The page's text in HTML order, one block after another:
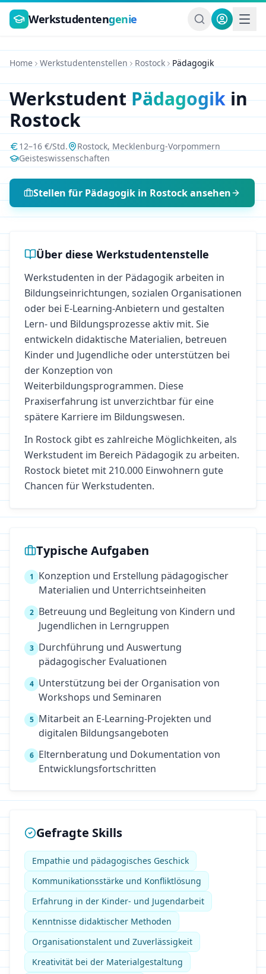
Zum Hauptinhalt springen
Werkstudentengenie
Home Werkstudentenstellen Rostock Pädagogik
WerkstudentPädagogikin
Rostock
12–16 €/Std. Rostock, Mecklenburg-Vorpommern
Geisteswissenschaften
Stellen für Pädagogik in Rostockansehen
Über diese Werkstudentenstelle
Werkstudenten in der Pädagogik arbeiten in
Bildungseinrichtungen, sozialen Organisationen
oder bei E-Learning-Anbietern und gestalten
Lern- und Bildungsprozesse aktiv mit. Sie
entwickeln didaktische Materialien, betreuen
Kinder und Jugendliche oder unterstützen bei
der Konzeption von
Weiterbildungsprogrammen. Diese
Praxiserfahrung ist unverzichtbar für eine
spätere Karriere im Bildungswesen.
In Rostock gibt es zahlreiche Möglichkeiten, als
Werkstudent im Bereich Pädagogik zu arbeiten.
Rostock bietet mit 210.000 Einwohnern gute
Chancen für Werkstudenten.
Typische Aufgaben
1
Konzeption und Erstellung pädagogischer
Materialien und Unterrichtseinheiten
2 Betreuung und Begleitung von Kindern und
Jugendlichen in Lerngruppen
3 Durchführung und Auswertung
pädagogischer Evaluationen
4 Unterstützung bei der Organisation von
Workshops und Seminaren
5 Mitarbeit an E-Learning-Projekten und
digitalen Bildungsangeboten
6 Elternberatung und Dokumentation von
Entwicklungsfortschritten
Gefragte Skills
Empathie und pädagogisches Geschick
Kommunikationsstärke und Konfliktlösung
Erfahrung in der Kinder- und Jugendarbeit
Kenntnisse didaktischer Methoden
Organisationstalent und Zuverlässigkeit
Kreativität bei der Materialgestaltung